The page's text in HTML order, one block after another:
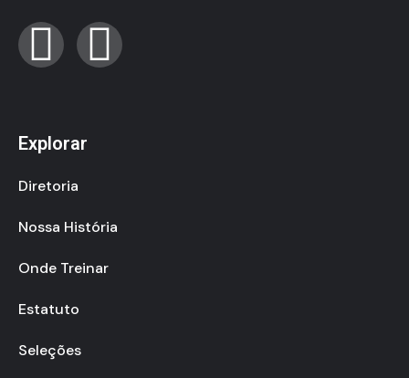
Explorar
Diretoria
Nossa História
Onde Treinar
Estatuto
Seleções